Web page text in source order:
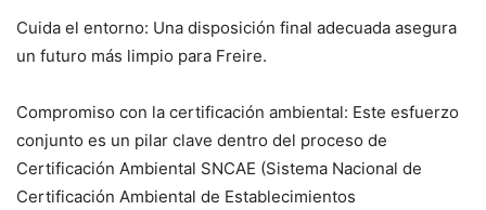
Cuida el entorno: Una disposición final adecuada asegura
un futuro más limpio para Freire.
Compromiso con la certificación ambiental: Este esfuerzo
conjunto es un pilar clave dentro del proceso de
Certificación Ambiental SNCAE (Sistema Nacional de
Certificación Ambiental de Establecimientos